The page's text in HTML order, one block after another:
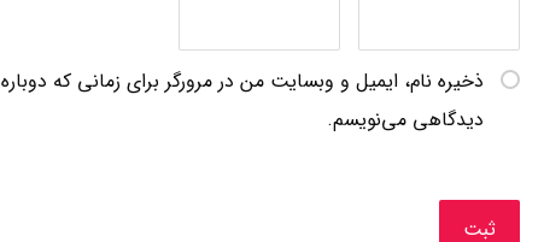
ذخیره نام، ایمیل و وبسایت من در مرورگر برای زمانی که دوباره
دیدگاهی می‌نویسم.